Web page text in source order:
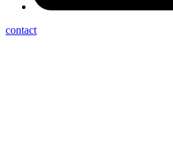
contact